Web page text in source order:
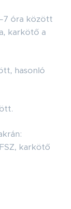
óra között
karkötő a
hasonló
karkötő